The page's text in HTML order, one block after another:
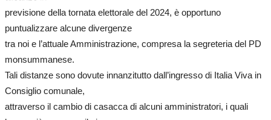
previsione della tornata elettorale del 2024, è opportuno
puntualizzare alcune divergenze
tra noi e l’attuale Amministrazione, compresa la segreteria del PD
monsummanese.
Tali distanze sono dovute innanzitutto dall’ingresso di Italia Viva in
Consiglio comunale,
attraverso il cambio di casacca di alcuni amministratori, i quali